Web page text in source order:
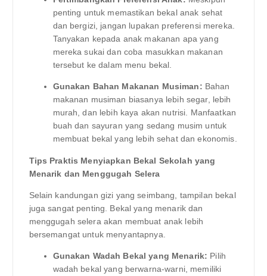
penting untuk memastikan bekal anak sehat
dan bergizi, jangan lupakan preferensi mereka.
Tanyakan kepada anak makanan apa yang
mereka sukai dan coba masukkan makanan
tersebut ke dalam menu bekal.
Gunakan Bahan Makanan Musiman: Bahan
makanan musiman biasanya lebih segar, lebih
murah, dan lebih kaya akan nutrisi. Manfaatkan
buah dan sayuran yang sedang musim untuk
membuat bekal yang lebih sehat dan ekonomis.
Tips Praktis Menyiapkan Bekal Sekolah yang
Menarik dan Menggugah Selera
Selain kandungan gizi yang seimbang, tampilan bekal
juga sangat penting. Bekal yang menarik dan
menggugah selera akan membuat anak lebih
bersemangat untuk menyantapnya.
Gunakan Wadah Bekal yang Menarik: Pilih
wadah bekal yang berwarna-warni, memiliki